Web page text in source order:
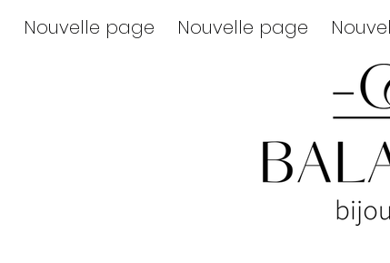
Nouvelle page Nouvelle page